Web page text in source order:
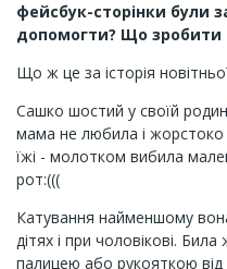
фейсбук-сторінки були
допомогти? Що зробити
Що ж це за історія
Сашко шостий у своїй
мама не любила і
їжі - молотком вибила
рот:(((
Катування найменшому
дітях і при чоловікові.
палицею або рукояткою